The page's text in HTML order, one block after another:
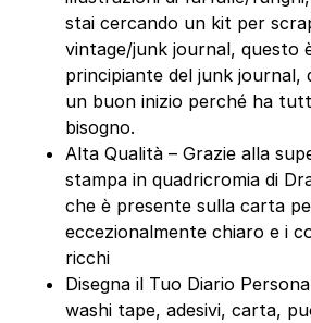
stai cercando un kit per
vintage/junk journal, questo
principiante del junk journal,
un buon inizio perché ha
bisogno.
Alta Qualità – Grazie alla
stampa in quadricromia di
che è presente sulla carta
eccezionalmente chiaro e i
ricchi
Disegna il Tuo Diario
washi tape, adesivi, carta,